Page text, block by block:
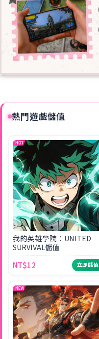
熱門遊戲儲值
HOT
我的英雄學院：UNITED
SURVIVAL儲值
NT$12
立即儲值
NEW